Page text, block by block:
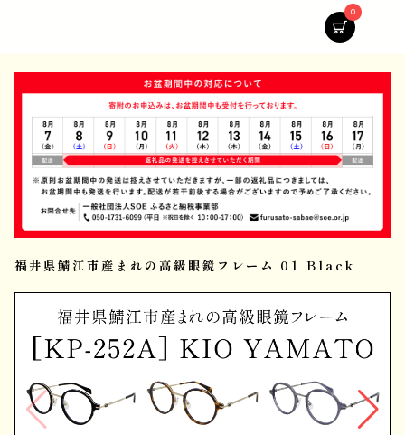
0
福井県鯖江市産まれの高級眼鏡フレーム 01 Black